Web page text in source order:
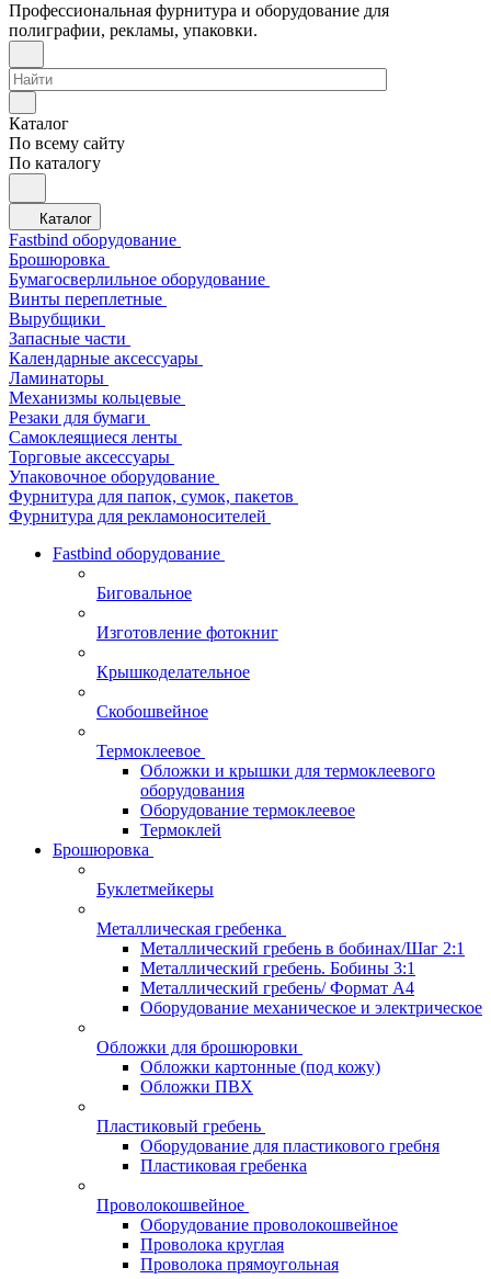
Профессиональная фурнитура и оборудование для
полиграфии, рекламы, упаковки.
Каталог
По всему сайту
По каталогу
Каталог
Fastbind оборудование
Брошюровка
Бумагосверлильное оборудование
Винты переплетные
Вырубщики
Запасные части
Календарные аксессуары
Ламинаторы
Механизмы кольцевые
Резаки для бумаги
Самоклеящиеся ленты
Торговые аксессуары
Упаковочное оборудование
Фурнитура для папок, сумок, пакетов
Фурнитура для рекламоносителей
Fastbind оборудование
Биговальное
Изготовление фотокниг
Крышкоделательное
Скобошвейное
Термоклеевое
Обложки и крышки для термоклеевого
оборудования
Оборудование термоклеевое
Термоклей
Брошюровка
Буклетмейкеры
Металлическая гребенка
Металлический гребень в бобинах/Шаг 2:1
Металлический гребень. Бобины 3:1
Металлический гребень/ Формат А4
Оборудование механическое и электрическое
Обложки для брошюровки
Обложки картонные (под кожу)
Обложки ПВХ
Пластиковый гребень
Оборудование для пластикового гребня
Пластиковая гребенка
Проволокошвейное
Оборудование проволокошвейное
Проволока круглая
Проволока прямоугольная